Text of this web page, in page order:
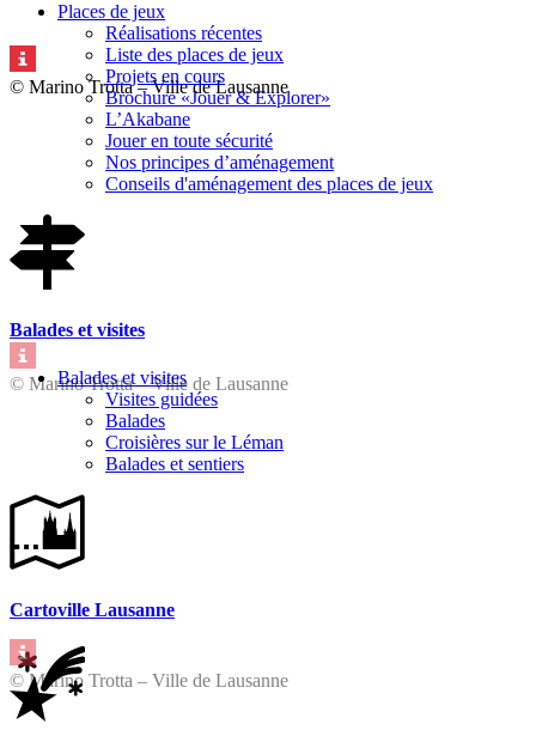
© Marino Trotta – Ville de Lausanne
© Marino Trotta – Ville de Lausanne
© Marino Trotta – Ville de Lausanne
Places de jeux
Réalisations récentes
Liste des places de jeux
Projets en cours
Brochure «Jouer & Explorer»
L’Akabane
Jouer en toute sécurité
Nos principes d’aménagement
Conseils d'aménagement des places de jeux
Balades et visites
Balades et visites
Visites guidées
Balades
Croisières sur le Léman
Balades et sentiers
Cartoville Lausanne